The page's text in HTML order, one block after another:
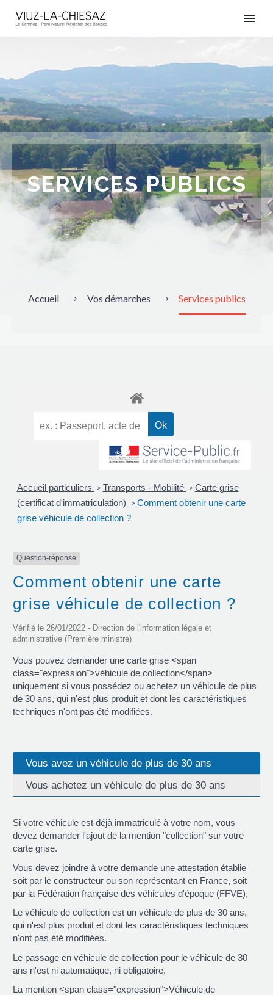
SERVICES PUBLICS
Accueil Vos démarches Services publics
Accueil particuliers > Transports - Mobilité > Carte grise
(certificat d'immatriculation)
> Comment obtenir une carte
grise véhicule de collection ?
Question-réponse
Comment obtenir une carte
grise véhicule de collection ?
Vérifié le 26/01/2022 - Direction de l'information légale et
administrative (Première ministre)
Vous pouvez demander une carte grise <span
class="expression">véhicule de collection</span>
uniquement si vous possédez ou achetez un véhicule de plus
de 30 ans, qui n'est plus produit et dont les caractéristiques
techniques n'ont pas été modifiées.
Vous avez un véhicule de plus de 30 ans
Vous achetez un véhicule de plus de 30 ans
Si votre véhicule est déjà immatriculé à votre nom, vous
devez demander l'ajout de la mention "collection" sur votre
carte grise.
Vous devez joindre à votre demande une attestation établie
soit par le constructeur ou son représentant en France, soit
par la Fédération française des véhicules d'époque (FFVE),
Le véhicule de collection est un véhicule de plus de 30 ans,
qui n'est plus produit et dont les caractéristiques techniques
n'ont pas été modifiées.
Le passage en véhicule de collection pour le véhicule de 30
ans n'est ni automatique, ni obligatoire.
La mention <span class="expression">Véhicule de